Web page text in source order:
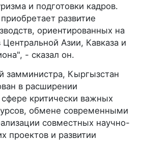
и подготовки кадров.
развитие
ориентированных на
Центральной Азии, Кавказа и
- сказал он.
замминистра, Кыргызстан
в расширении
сфере критически важных
обмене современными
совместных научно-
проектов и развитии